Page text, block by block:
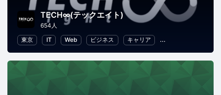
TECH∞(テックエイト)
654人
東京
IT Web ビジネス キャリア プログラミング